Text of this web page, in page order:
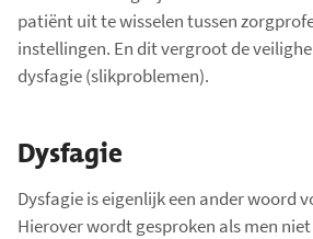
patiënt uit te wisselen tussen
instellingen. En dit vergroot de
dysfagie (slikproblemen).
Dysfagie
Dysfagie is eigenlijk een ander woord
Hierover wordt gesproken als men